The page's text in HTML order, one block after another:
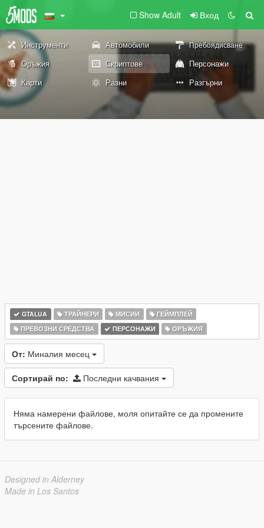
Show Adult Вход
Инструменти Автомобили Пребоядисване
Оръжия Скриптове
Персонажи
Карти
Разни Разгърни
GTALUA ТРАЙНЕРИ МИСИИ
ГЕЙМПЛЕЙ
ПРЕВОЗНИ СРЕДСТВА
ПЕРСОНАЖИ ОРЪЖИЯ
От: Миналия месец
Сортирай по: Последни качвания
Няма намерени файлове, моля опитайте се да промените
търсените файлове.
Designed in Alderney
Made in Los Santos